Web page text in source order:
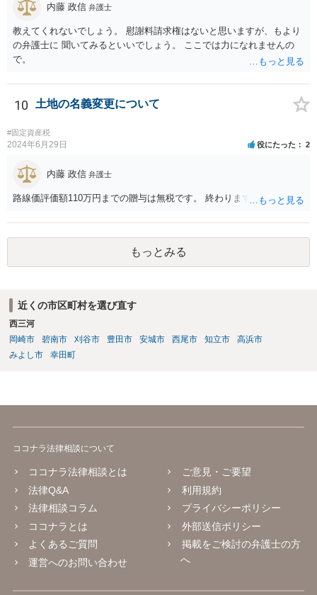
内藤 政信 弁護士
教えてくれないでしょう。 慰謝料請求権はないと思いますが、もより
の弁護士に 聞いてみるといいでしょう。 ここでは力になれませんの
で。
10 土地の名義変更について
#固定資産税
2024年6月29日 役にたった 2
内藤 政信 弁護士
路線価評価額110万円までの贈与は無税です。 終わります。
もっとみる
近くの市区町村を選び直す
西三河
岡崎市
碧南市 刈谷市 豊田市 安城市 西尾市 知立市
高浜市
みよし市
幸田町
ココナラ法律相談について
ココナラ法律相談とは
法律Q&A
法律相談コラム
ココナラとは
よくあるご質問
運営へのお問い合わせ
ご意見・ご要望
利用規約
プライバシーポリシー
外部送信ポリシー
掲載をご検討の弁護士の方
へ